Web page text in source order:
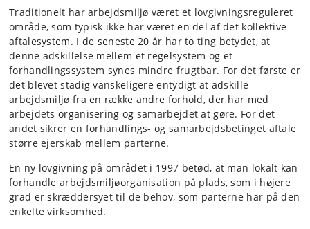
Traditionelt har arbejdsmiljø været et lovgivningsreguleret
område, som typisk ikke har været en del af det kollektive
aftalesystem. I de seneste 20 år har to ting betydet, at
denne adskillelse mellem et regelsystem og et
forhandlingssystem synes mindre frugtbar. For det første er
det blevet stadig vanskeligere entydigt at adskille
arbejdsmiljø fra en række andre forhold, der har med
arbejdets organisering og samarbejdet at gøre. For det
andet sikrer en forhandlings- og samarbejdsbetinget aftale
større ejerskab mellem parterne.
En ny lovgivning på området i 1997 betød, at man lokalt kan
forhandle arbejdsmiljøorganisation på plads, som i højere
grad er skræddersyet til de behov, som parterne har på den
enkelte virksomhed.